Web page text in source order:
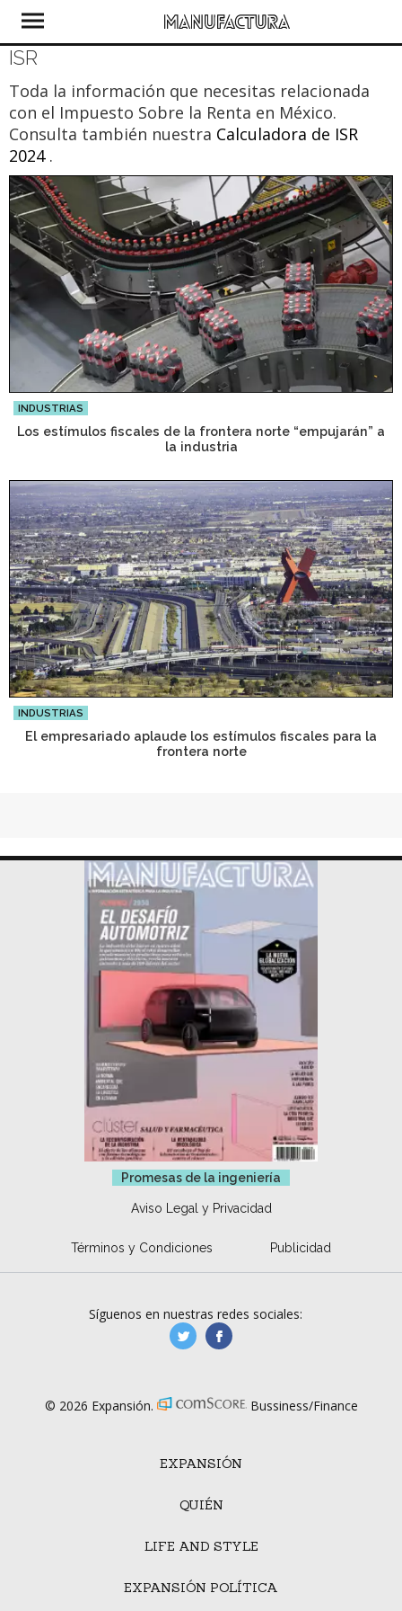
ISR
Toda la información que necesitas relacionada
con el Impuesto Sobre la Renta en México.
Consulta también nuestra Calculadora de ISR
2024 .
INDUSTRIAS
Los estímulos fiscales de la frontera norte “empujarán” a
la industria
INDUSTRIAS
El empresariado aplaude los estímulos fiscales para la
frontera norte
Promesas de la ingeniería
Aviso Legal y Privacidad
Términos y Condiciones Publicidad
EXPANSIÓN
QUIÉN
LIFE AND STYLE
EXPANSIÓN POLÍTICA
Síguenos en nuestras redes sociales:
manufacturaGE
© 2026 Expansión. Bussiness/Finance